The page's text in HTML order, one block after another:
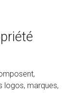
logos, marques,